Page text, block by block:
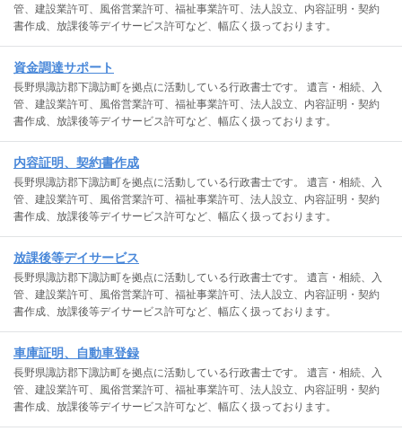
管、建設業許可、風俗営業許可、福祉事業許可、法人設立、内容証明・契約
書作成、放課後等デイサービス許可など、幅広く扱っております。
資金調達サポート
長野県諏訪郡下諏訪町を拠点に活動している行政書士です。 遺言・相続、入
管、建設業許可、風俗営業許可、福祉事業許可、法人設立、内容証明・契約
書作成、放課後等デイサービス許可など、幅広く扱っております。
内容証明、契約書作成
長野県諏訪郡下諏訪町を拠点に活動している行政書士です。 遺言・相続、入
管、建設業許可、風俗営業許可、福祉事業許可、法人設立、内容証明・契約
書作成、放課後等デイサービス許可など、幅広く扱っております。
放課後等デイサービス
長野県諏訪郡下諏訪町を拠点に活動している行政書士です。 遺言・相続、入
管、建設業許可、風俗営業許可、福祉事業許可、法人設立、内容証明・契約
書作成、放課後等デイサービス許可など、幅広く扱っております。
車庫証明、自動車登録
長野県諏訪郡下諏訪町を拠点に活動している行政書士です。 遺言・相続、入
管、建設業許可、風俗営業許可、福祉事業許可、法人設立、内容証明・契約
書作成、放課後等デイサービス許可など、幅広く扱っております。